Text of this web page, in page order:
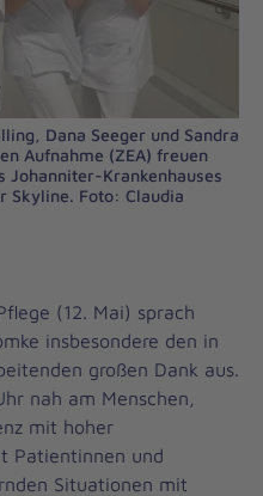
Dana Seeger und Sandra
Aufnahme (ZEA) freuen
Johanniter-Krankenhauses
Skyline. Foto: Claudia
(12. Mai) sprach
insbesondere den in
großen Dank aus.
nah am Menschen,
mit hoher
Patientinnen und
Situationen mit